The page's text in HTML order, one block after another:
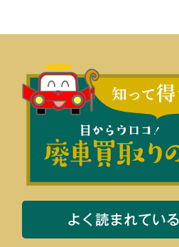
よく読まれてい